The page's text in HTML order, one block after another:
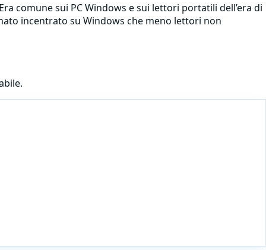
comune sui PC Windows e sui lettori portatili dell’era di
incentrato su Windows che meno lettori non